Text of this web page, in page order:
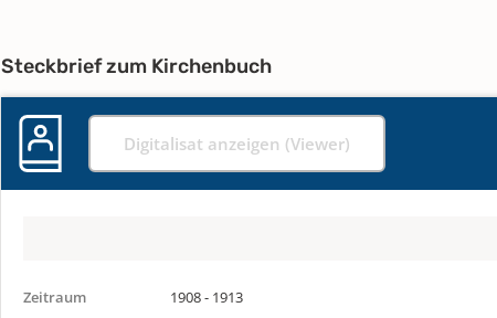
Steckbrief zum Kirchenbuch
Digitalisat anzeigen (Viewer)
Zeitraum 1908 - 1913